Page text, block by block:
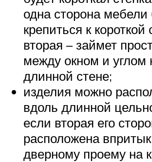
одна сторона мебели
крепиться к короткой
вторая – займет
между окном и углом
длинной стене;
изделия можно
вдоль длинной
если вторая его
расположена
дверному проему на